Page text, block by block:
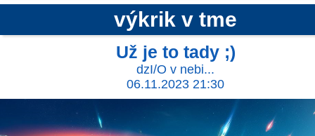
výkrik v tme
Už je to tady ;)
dzI/O v nebi...
06.11.2023 21:30